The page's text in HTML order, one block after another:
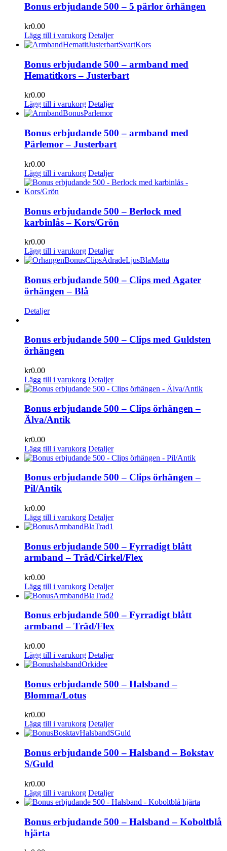
Bonus erbjudande 500 – 5 pärlor örhängen
kr0.00
Lägg till i varukorg Detaljer
Bonus erbjudande 500 – armband med
Hematitkors – Justerbart
kr0.00
Lägg till i varukorg Detaljer
Bonus erbjudande 500 – armband med
Pärlemor – Justerbart
kr0.00
Lägg till i varukorg Detaljer
Bonus erbjudande 500 – Berlock med
karbinlås – Kors/Grön
kr0.00
Lägg till i varukorg Detaljer
Bonus erbjudande 500 – Clips med Agater
örhängen – Blå
Detaljer
Bonus erbjudande 500 – Clips med Guldsten
örhängen
kr0.00
Lägg till i varukorg Detaljer
Bonus erbjudande 500 – Clips örhängen –
Älva/Antik
kr0.00
Lägg till i varukorg Detaljer
Bonus erbjudande 500 – Clips örhängen –
Pil/Antik
kr0.00
Lägg till i varukorg Detaljer
Bonus erbjudande 500 – Fyrradigt blått
armband – Träd/Cirkel/Flex
kr0.00
Lägg till i varukorg Detaljer
Bonus erbjudande 500 – Fyrradigt blått
armband – Träd/Flex
kr0.00
Lägg till i varukorg Detaljer
Bonus erbjudande 500 – Halsband –
Blomma/Lotus
kr0.00
Lägg till i varukorg Detaljer
Bonus erbjudande 500 – Halsband – Bokstav
S/Guld
kr0.00
Lägg till i varukorg Detaljer
Bonus erbjudande 500 – Halsband – Koboltblå
hjärta